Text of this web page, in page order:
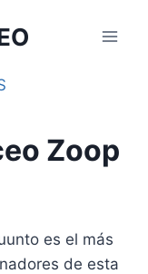
Zoop
es el más
de esta